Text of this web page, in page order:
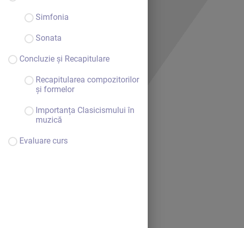
Simfonia
Sonata
Concluzie și Recapitulare
Recapitularea compozitorilor
și formelor
Importanța Clasicismului în
muzică
Evaluare curs